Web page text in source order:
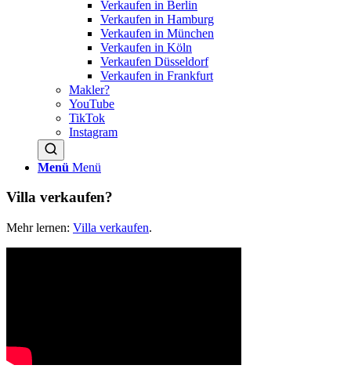
Verkaufen in Berlin
Verkaufen in Hamburg
Verkaufen in München
Verkaufen in Köln
Verkaufen Düsseldorf
Verkaufen in Frankfurt
Makler?
YouTube
TikTok
Instagram
Menü Menü
Villa verkaufen?
Mehr lernen: Villa verkaufen.